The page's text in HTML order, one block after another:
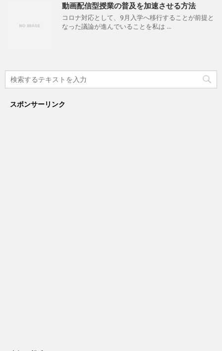
動画配信型授業の普及を加速させる方法
コロナ対応として、9月入学へ移行することが前提と
なった議論が進んでいることを私は ...
スポンサーリンク